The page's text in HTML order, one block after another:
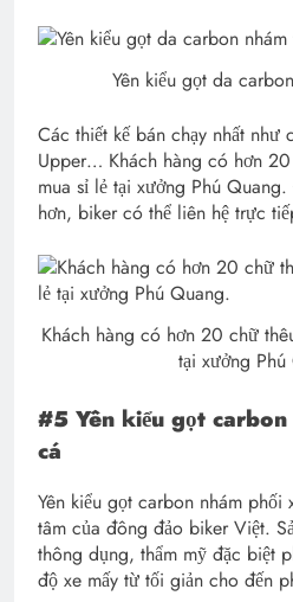
Yên kiểu gọt da
Các thiết kế bán chạy nhất
Upper… Khách hàng có hơn
mua sỉ lẻ tại xưởng Phú
hơn, biker có thể liên hệ trực
Khách hàng có hơn 20 chữ
tại xưởng
#5 Yên kiểu gọt
cá
Yên kiểu gọt carbon nhám
tâm của đông đảo biker Việt.
thông dụng, thẩm mỹ đặc biệt
độ xe mấy từ tối giản cho đến